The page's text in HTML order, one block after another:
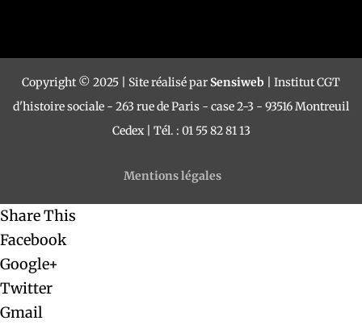
Copyright © 2025 | Site réalisé parSensiweb | Institut CGT
d'histoire sociale - 263 rue de Paris - case 2-3 - 93516 Montreuil
Cedex | Tél. : 01 55 82 81 13
Mentions légales
Share This
Facebook
Google+
Twitter
Gmail